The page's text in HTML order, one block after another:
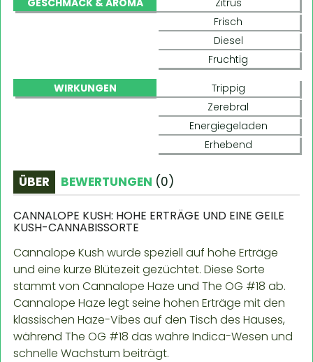
Frisch
Diesel
Fruchtig
WIRKUNGEN
Trippig
Zerebral
Energiegeladen
Erhebend
ÜBER BEWERTUNGEN (0)
CANNALOPE KUSH: HOHE ERTRÄGE UND EINE GEILE
KUSH-CANNABISSORTE
Cannalope Kush wurde speziell auf hohe Erträge
und eine kurze Blütezeit gezüchtet. Diese Sorte
stammt von Cannalope Haze und The OG #18 ab.
Cannalope Haze legt seine hohen Erträge mit den
klassischen Haze-Vibes auf den Tisch des Hauses,
während The OG #18 das wahre Indica-Wesen und
schnelle Wachstum beiträgt.